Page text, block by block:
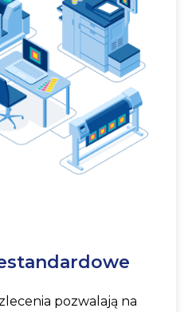
pozwalają na